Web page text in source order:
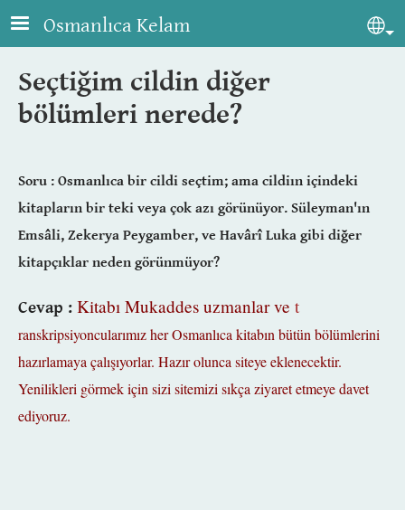
Skip to main content
Osmanlıca Kelam
Seçtiğim cildin diğer
bölümleri nerede?
Soru : Osmanlıca bir cildi seçtim; ama cildiın içindeki
kitapların bir teki veya çok azı görünüyor. Süleyman'ın
Emsâli, Zekerya Peygamber, ve Havârî Luka gibi diğer
kitapçıklar neden görünmüyor?
Cevap : Kitabı Mukaddes uzmanlar ve t
ranskripsiyoncularımız her Osmanlıca kitabın bütün bölümlerini
hazırlamaya çalışıyorlar. Hazır olunca siteye eklenecektir.
Yenilikleri görmek için sizi sitemizi sıkça ziyaret etmeye davet
ediyoruz.